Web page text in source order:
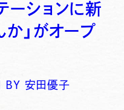
ーションに新
か」がオープ
BY 安田優子